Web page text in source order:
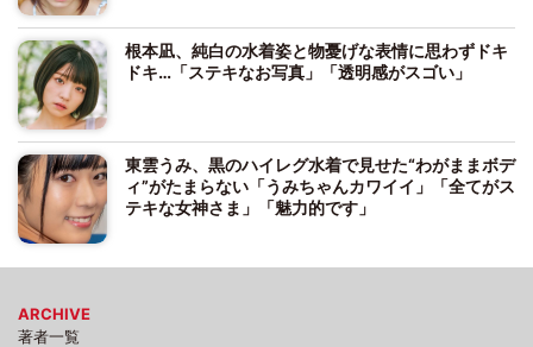
根本凪、純白の水着姿と物憂げな表情に思わずドキ
ドキ…「ステキなお写真」「透明感がスゴい」
東雲うみ、黒のハイレグ水着で見せた“わがままボデ
ィ”がたまらない「うみちゃんカワイイ」「全てがス
テキな女神さま」「魅力的です」
ARCHIVE
著者一覧